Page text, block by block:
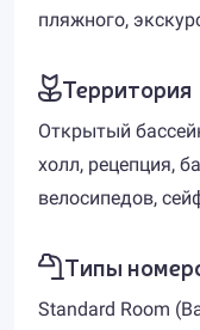
пляжного,
Территория
Открытый
холл, рецепция,
велосипедов,
Типы
Standard Room